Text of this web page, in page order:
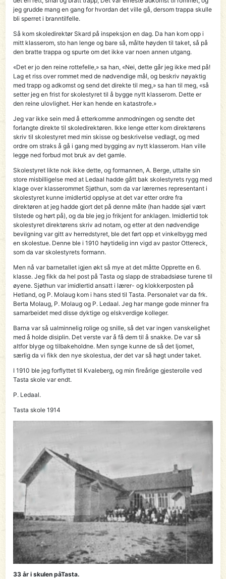
jeg grudde mang en gang for hvordan det ville gå, dersom trappa skulle
bli sperret i branntilfelle.
Så kom skoledirektør Skard på inspeksjon en dag. Da han kom opp i
mitt klasserom, sto han lenge og bare så, målte høyden til taket, så på
den bratte trappa og spurte om det ikke var noen annen utgang.
«Det er jo den reine rottefelle,» sa han, «Nei, dette går jeg ikke med på!
Lag et riss over rommet med de nødvendige mål, og beskriv nøyaktig
med trapp og adkomst og send det direkte til meg,» sa han til meg, «så
setter jeg en frist for skolestyret til å bygge nytt klasserom. Dette er
den reine ulovlighet. Her kan hende en katastrofe.»
Jeg var ikke sein med å etterkomme anmodningen og sendte det
forlangte direkte til skoledirektøren. Ikke lenge etter kom direktørens
skriv til skolestyret med min skisse og beskrivelse vedlagt, og med
ordre om straks å gå i gang med bygging av nytt klasserom. Han ville
legge ned forbud mot bruk av det gamle.
Skolestyret likte nok ikke dette, og formannen, A. Berge, uttalte sin
store misbilligelse med at Ledaal hadde gått bak skolestyrets rygg med
klage over klasserommet Sjøthun, som da var lærernes representant i
skolestyret kunne imidlertid opplyse at det var etter ordre fra
direktøren at jeg hadde gjort det på denne måte (han hadde sjøl vært
tilstede og hørt på), og da ble jeg jo frikjent for anklagen. Imidlertid tok
skolestyret direktørens skriv ad notam, og etter at den nødvendige
bevilgning var gitt av herredstyret, ble det ført opp et vinkelbygg med
en skolestue. Denne ble i 1910 høytidelig inn vigd av pastor Ottereck,
som da var skolestyrets formann.
Men nå var barnetallet igjen økt så mye at det måtte Opprette en 6.
klasse. Jeg fikk da hel post på Tasta og slapp de strabadsiøse turene til
øyene. Sjøthun var imidlertid ansatt i lærer- og klokkerposten på
Hetland, og P. Molaug kom i hans sted til Tasta. Personalet var da frk.
Berta MoIaug, P. Molaug og P. Ledaal. Jeg har mange gode minner fra
samarbeidet med disse dyktige og elskverdige kolleger.
Barna var så ualminnelig rolige og snille, så det var ingen vanskelighet
med å holde disiplin. Det verste var å få dem til å snakke. De var så
altfor blyge og tilbakeholdne. Men synge kunne de så det ljomet,
særlig da vi fikk den nye skolestua, der det var så høgt under taket.
I 1910 ble jeg forflyttet til Kvaleberg, og min fireårige gjesterolle ved
Tasta skole var endt.
P. Ledaal.
Tasta skole 1914
33 år i skulen påTasta.